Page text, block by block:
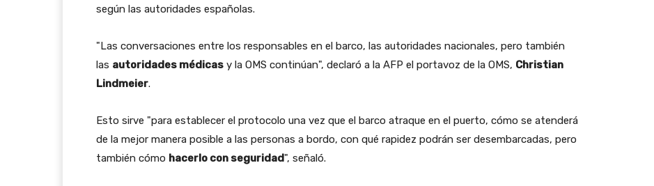
según las autoridades españolas.
"Las conversaciones entre los responsables en el barco, las autoridades nacionales, pero también
las autoridades médicas y la OMS continúan", declaró a la AFP el portavoz de la OMS, Christian
Lindmeier.
Esto sirve "para establecer el protocolo una vez que el barco atraque en el puerto, cómo se atenderá
de la mejor manera posible a las personas a bordo, con qué rapidez podrán ser desembarcadas, pero
también cómo hacerlo con seguridad", señaló.